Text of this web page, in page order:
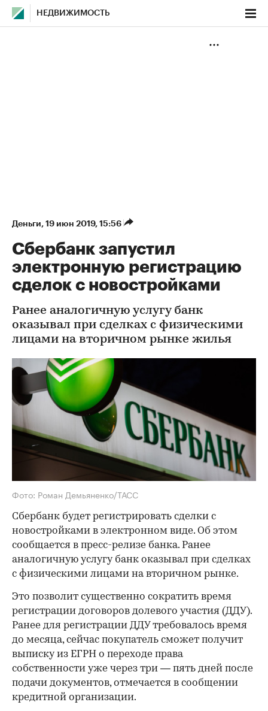
НЕДВИЖИМОСТЬ
Деньги⁠, 19 июн 2019, 15:56
Сбербанк запустил
электронную регистрацию
сделок с новостройками
Ранее аналогичную услугу банк
оказывал при сделках с физическими
лицами на вторичном рынке жилья
Фото: Роман Демьяненко/ТАСС
Сбербанк будет регистрировать сделки с
новостройками в электронном виде. Об этом
сообщается в пресс-релизе банка. Ранее
аналогичную услугу банк оказывал при сделках
с физическими лицами на вторичном рынке.
Это позволит существенно сократить время
регистрации договоров долевого участия (ДДУ).
Ранее для регистрации ДДУ требовалось время
до месяца, сейчас покупатель сможет получит
выписку из ЕГРН о переходе права
собственности уже через три — пять дней после
подачи документов, отмечается в сообщении
кредитной организации.